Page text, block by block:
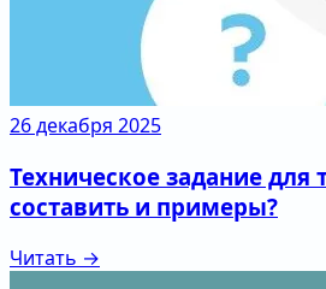
26 декабря 2025
Техническое задание для
составить и примеры?
Читать →